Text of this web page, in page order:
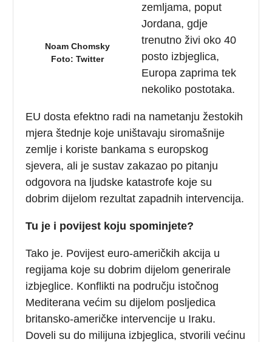
Noam Chomsky
Foto: Twitter
zemljama, poput
Jordana, gdje
trenutno živi oko 40
posto izbjeglica,
Europa zaprima tek
nekoliko postotaka.
EU dosta efektno radi na nametanju žestokih
mjera štednje koje uništavaju siromašnije
zemlje i koriste bankama s europskog
sjevera, ali je sustav zakazao po pitanju
odgovora na ljudske katastrofe koje su
dobrim dijelom rezultat zapadnih intervencija.
Tu je i povijest koju spominjete?
Tako je. Povijest euro-američkih akcija u
regijama koje su dobrim dijelom generirale
izbjeglice. Konflikti na području istočnog
Mediterana većim su dijelom posljedica
britansko-američke intervencije u Iraku.
Doveli su do milijuna izbjeglica, stvorili većinu